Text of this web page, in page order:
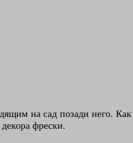
на сад позади него. Как
фрески.